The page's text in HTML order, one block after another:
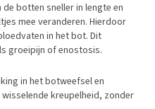
botten sneller in lengte en
mee veranderen. Hierdoor
in het bot. Dit
groeipijn of enostosis.
in het botweefsel en
kreupelheid, zonder